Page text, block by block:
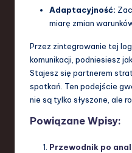
Adaptacyjność:
miarę zmian
Przez zintegrowanie tej
komunikacji, podniesiesz
Stajesz się partnerem
spotkań. Ten podejście
nie są tylko słyszone, ale
Powiązane Wpisy:
Przewodnik po